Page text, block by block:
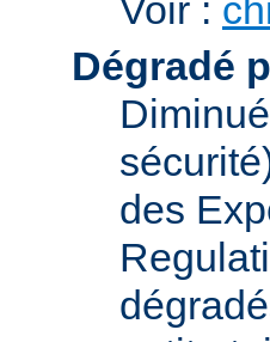
Voir :
Dégradé
des